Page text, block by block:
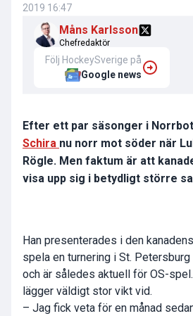
2019 16:47
Måns Karlsson
Chefredaktör
Följ HockeySverige på
Google news
Efter ett par säsonger i
Schira nu norr mot söder när
Rögle. Men faktum är att
visa upp sig i betydligt större
Han presenterades i den
spela en turnering i St.
och är således aktuell för OS-
lägger väldigt stor vikt vid.
– Jag fick veta för en månad